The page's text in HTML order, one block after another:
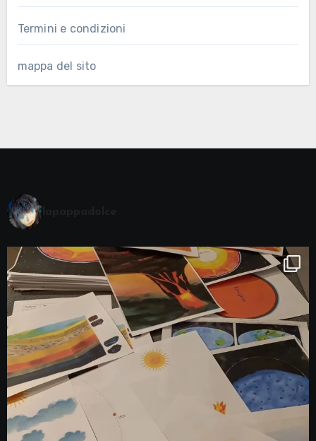
Termini e condizioni
mappa del sito